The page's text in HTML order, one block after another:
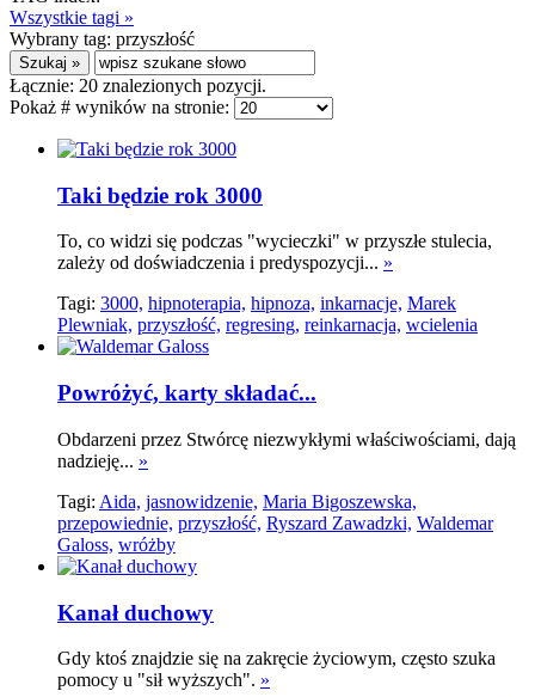
Wszystkie tagi »
Wybrany tag: przyszłość
Łącznie: 20 znalezionych pozycji.
Pokaż # wyników na stronie:
Taki będzie rok 3000
To, co widzi się podczas "wycieczki" w przyszłe stulecia,
zależy od doświadczenia i predyspozycji... »
Tagi: 3000, hipnoterapia, hipnoza, inkarnacje, Marek
Plewniak, przyszłość, regresing, reinkarnacja, wcielenia
Powróżyć, karty składać...
Obdarzeni przez Stwórcę niezwykłymi właściwościami, dają
nadzieję... »
Tagi: Aida, jasnowidzenie, Maria Bigoszewska,
przepowiednie, przyszłość, Ryszard Zawadzki, Waldemar
Galoss, wróżby
Kanał duchowy
Gdy ktoś znajdzie się na zakręcie życiowym, często szuka
pomocy u "sił wyższych". »